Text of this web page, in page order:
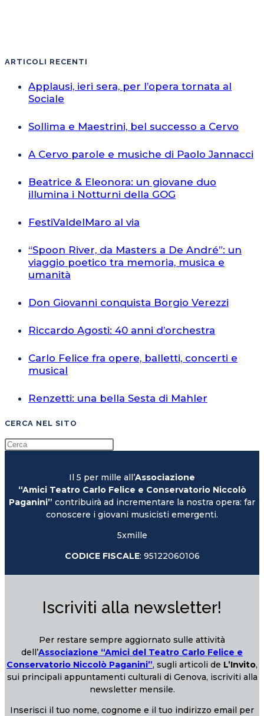
ARTICOLI RECENTI
Applausi, ieri sera, per l’opera tornata al
Sociale
Sollima e Maestrini, bel successo a Cervo
A Cervo parole e musiche di Paolo Jannacci
Beatrice & Eleonora: un giovane duo
illumina i Notturni della GOG
FestiValdelMaro al via
“Spoon River, da Masters a De André”: un
viaggio poetico tra memoria, musica e
umanità
Don Giovanni conquista Borgio Verezzi
Riccardo Agosti: 40 anni d’orchestra
Carlo Felice fra opere, balletti, concerti e
musical
Renzetti: una bella Sesta di Mahler
CERCA NEL SITO
Il 5 per mille all’Associazione
“Amici Teatro Carlo Felice e Conservatorio Niccolò
Paganini” contribuirà ad incrementare la nostra opera: far
conoscere i giovani musicisti emergenti.
5xmille
CODICE FISCALE: 95122060106
Iscriviti alla newsletter!
Per restare sempre aggiornato sulle attività
dell’Associazione “Amici del Teatro Carlo Felice e
Conservatorio Niccolò Paganini”, sugli articoli de L’Invito,
sui principali appuntamenti culturali di Genova, iscriviti alla
newsletter mensile.
Inserisci il tuo nome, cognome e il tuo indirizzo email per